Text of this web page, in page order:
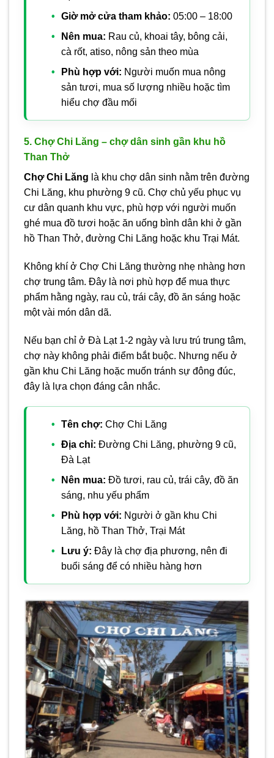
Giờ mở cửa tham khảo: 05:00 – 18:00
Nên mua: Rau củ, khoai tây, bông cải,
cà rốt, atiso, nông sản theo mùa
Phù hợp với: Người muốn mua nông
sản tươi, mua số lượng nhiều hoặc tìm
hiểu chợ đầu mối
5. Chợ Chi Lăng – chợ dân sinh gần khu hồ
Than Thở
Chợ Chi Lăng là khu chợ dân sinh nằm trên đường
Chi Lăng, khu phường 9 cũ. Chợ chủ yếu phục vụ
cư dân quanh khu vực, phù hợp với người muốn
ghé mua đồ tươi hoặc ăn uống bình dân khi ở gần
hồ Than Thở, đường Chi Lăng hoặc khu Trại Mát.
Không khí ở Chợ Chi Lăng thường nhẹ nhàng hơn
chợ trung tâm. Đây là nơi phù hợp để mua thực
phẩm hằng ngày, rau củ, trái cây, đồ ăn sáng hoặc
một vài món dân dã.
Nếu bạn chỉ ở Đà Lạt 1-2 ngày và lưu trú trung tâm,
chợ này không phải điểm bắt buộc. Nhưng nếu ở
gần khu Chi Lăng hoặc muốn tránh sự đông đúc,
đây là lựa chọn đáng cân nhắc.
Tên chợ: Chợ Chi Lăng
Địa chỉ: Đường Chi Lăng, phường 9 cũ,
Đà Lạt
Nên mua: Đồ tươi, rau củ, trái cây, đồ ăn
sáng, nhu yếu phẩm
Phù hợp với: Người ở gần khu Chi
Lăng, hồ Than Thở, Trại Mát
Lưu ý: Đây là chợ địa phương, nên đi
buổi sáng để có nhiều hàng hơn